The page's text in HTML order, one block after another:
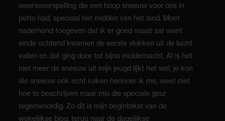
weersvoorspelling die een hoop sneeuw voor ons in
petto had, speciaal het midden van het land. Moet
naderhand toegeven dat ik er goed naast zat want
einde ochtend kwamen de eerste vlokken uit de lucht
vallen en dat ging door tot bijna middernacht. Al is het
niet meer de sneeuw uit mijn jeugd lijkt het wel, je kon
die sneeuw ook echt ruiken herinner ik me, weet niet
hoe te beschrijven maar mis die speciale geur
tegenwoordig. Zo dit is mijn begintekst van de
wekelijkse blog, terug naar de dagelijkse